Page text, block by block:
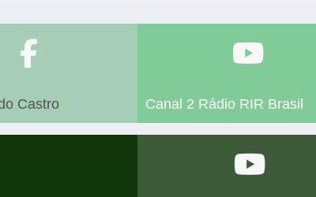
Castro Canal 2 Rádio RIR Brasil